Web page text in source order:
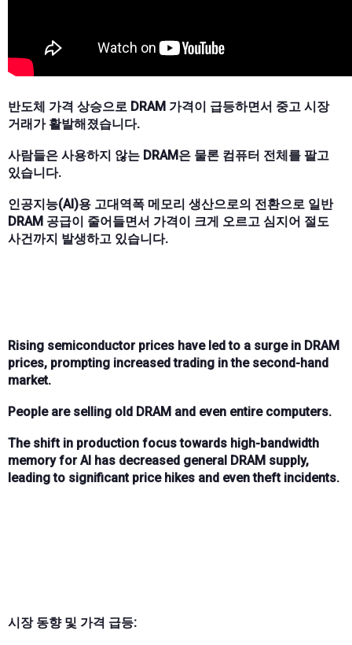
반도체 가격 상승으로 DRAM 가격이 급등하면서 중고 시장
거래가 활발해졌습니다.
사람들은 사용하지 않는 DRAM은 물론 컴퓨터 전체를 팔고
있습니다.
인공지능(AI)용 고대역폭 메모리 생산으로의 전환으로 일반
DRAM 공급이 줄어들면서 가격이 크게 오르고 심지어 절도
사건까지 발생하고 있습니다.
Rising semiconductor prices have led to a surge in DRAM
prices, prompting increased trading in the second-hand
market.
People are selling old DRAM and even entire computers.
The shift in production focus towards high-bandwidth
memory for AI has decreased general DRAM supply,
leading to significant price hikes and even theft incidents.
시장 동향 및 가격 급등: